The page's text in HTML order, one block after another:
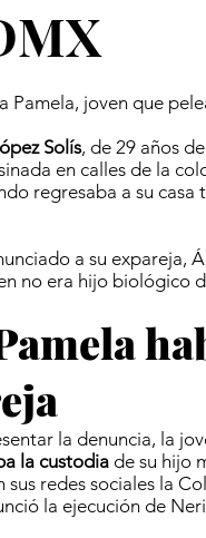
Pamela, joven que
Solís, de 29 años
en calles de la
regresaba a su
a su expareja,
no era hijo biológico
la denuncia, la
la custodia de su hijo
sus redes sociales la
la ejecución de